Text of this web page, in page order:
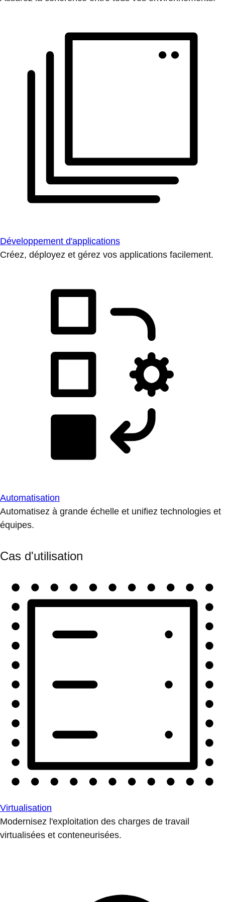
Développement d'applications
Créez, déployez et gérez vos applications facilement.
Automatisation
Automatisez à grande échelle et unifiez technologies et
équipes.
Cas d'utilisation
Virtualisation
Modernisez l'exploitation des charges de travail
virtualisées et conteneurisées.